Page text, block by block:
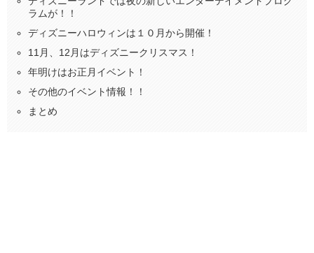
ラムが！！
ディズニーハロウィンは１０月から開催！
11月、12月はディズニークリスマス！
年明けはお正月イベント！
その他のイベント情報！！
まとめ